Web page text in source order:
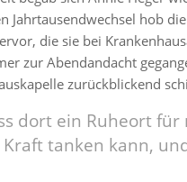
Jahrtausendwechsel hob
die sie bei
zur Abendandacht
zurückblickend
dort ein Ruheort für
tanken kann,